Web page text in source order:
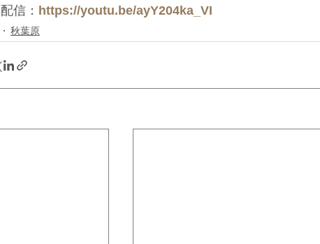
信： https://youtu.be/ayY204ka_VI
秋葉原